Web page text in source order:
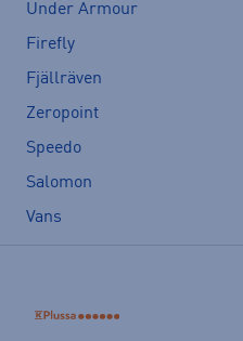
Under Armour
Firefly
Fjällräven
Zeropoint
Speedo
Salomon
Vans